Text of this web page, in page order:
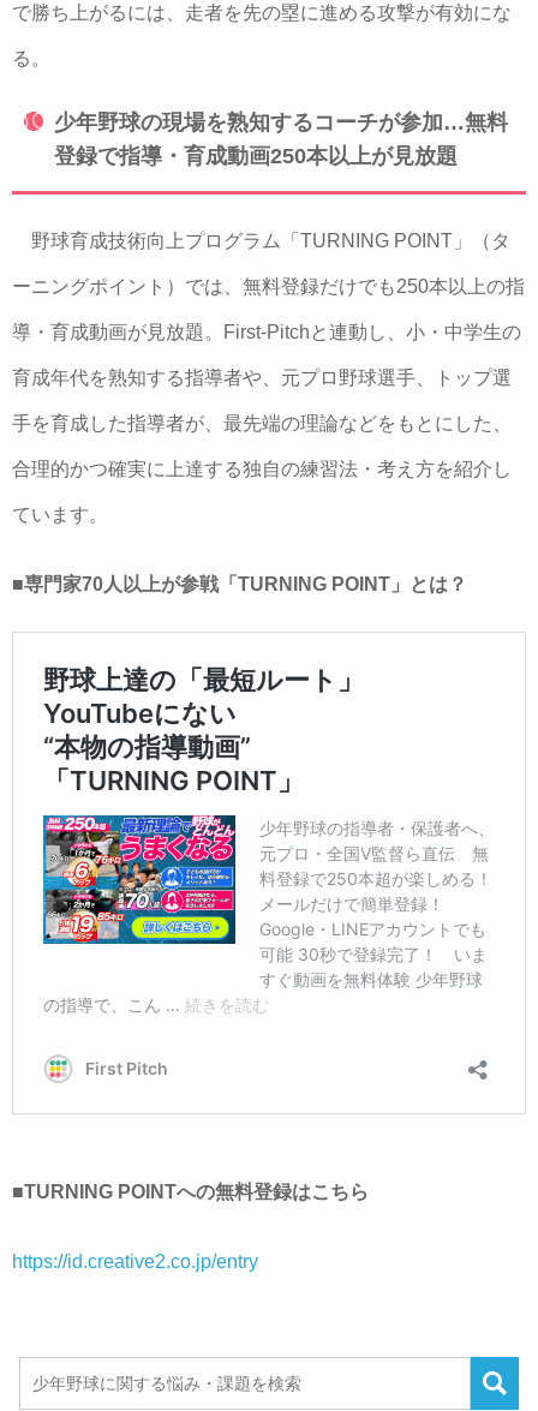
で勝ち上がるには、走者を先の塁に進める攻撃が有効にな
る。
少年野球の現場を熟知するコーチが参加…無料
登録で指導・育成動画250本以上が見放題
野球育成技術向上プログラム「TURNING POINT」（タ
ーニングポイント）では、無料登録だけでも250本以上の指
導・育成動画が見放題。First-Pitchと連動し、小・中学生の
育成年代を熟知する指導者や、元プロ野球選手、トップ選
手を育成した指導者が、最先端の理論などをもとにした、
合理的かつ確実に上達する独自の練習法・考え方を紹介し
ています。
■専門家70人以上が参戦「TURNING POINT」とは？
■TURNING POINTへの無料登録はこちら
https://id.creative2.co.jp/entry